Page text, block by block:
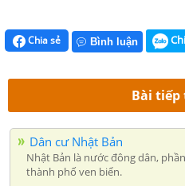
Chia sẻ Bình luận
Bài tiếp
Dân cư Nhật Bản
Nhật Bản là nước đông dân,
thành phố ven biển.